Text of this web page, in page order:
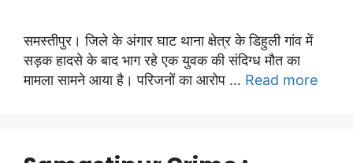
समस्तीपुर। जिले के अंगार घाट थाना क्षेत्र के डिहुली गांव में
सड़क हादसे के बाद भाग रहे एक युवक की संदिग्ध मौत का
मामला सामने आया है। परिजनों का आरोप … Read more